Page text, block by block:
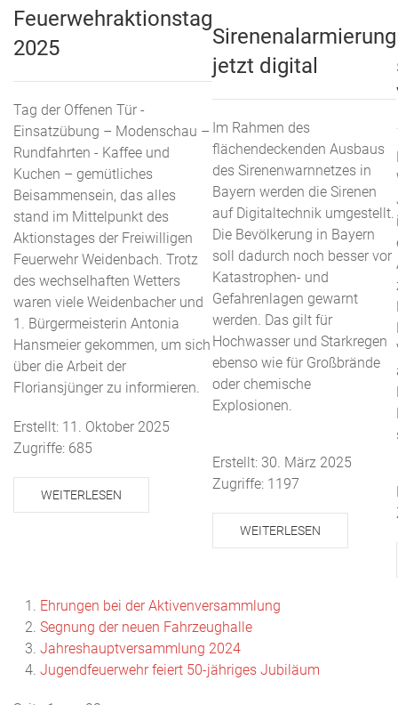
Feuerwehraktionstag
2025
Tag der Offenen Tür -
Einsatzübung – Modenschau –
Rundfahrten - Kaffee und
Kuchen – gemütliches
Beisammensein, das alles
stand im Mittelpunkt des
Aktionstages der Freiwilligen
Feuerwehr Weidenbach. Trotz
des wechselhaften Wetters
waren viele Weidenbacher und
1. Bürgermeisterin Antonia
Hansmeier gekommen, um sich
über die Arbeit der
Floriansjünger zu informieren.
Erstellt: 11. Oktober 2025
Zugriffe: 685
WEITERLESEN
Sirenenalarmierung
jetzt digital
Im Rahmen des
flächendeckenden Ausbaus
des Sirenenwarnnetzes in
Bayern werden die Sirenen
auf Digitaltechnik umgestellt.
Die Bevölkerung in Bayern
soll dadurch noch besser vor
Katastrophen- und
Gefahrenlagen gewarnt
werden. Das gilt für
Hochwasser und Starkregen
ebenso wie für Großbrände
oder chemische
Explosionen.
Erstellt: 30. März 2025
Zugriffe: 1197
WEITERLESEN
Ehrungen bei der Aktivenversammlung
Segnung der neuen Fahrzeughalle
Jahreshauptversammlung 2024
Jugendfeuerwehr feiert 50-jähriges Jubiläum